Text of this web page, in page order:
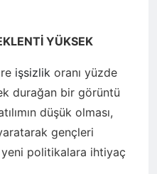
YÜKSEK
işsizlik oranı yüzde
durağan bir görüntü
düşük olması,
gençleri
politikalara ihtiyaç